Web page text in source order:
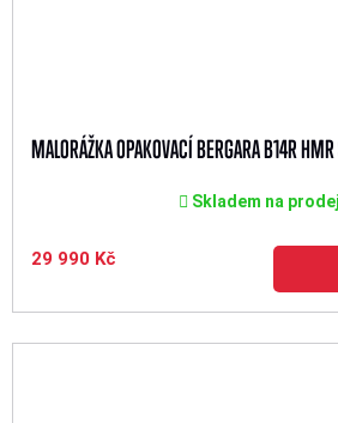
MALORÁŽKA OPAKOVACÍ BERGARA B14R
Skladem na
29 990 Kč